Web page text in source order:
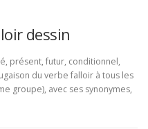
dessin
présent, futur, conditionnel,
du verbe falloir à tous les
groupe), avec ses synonymes,